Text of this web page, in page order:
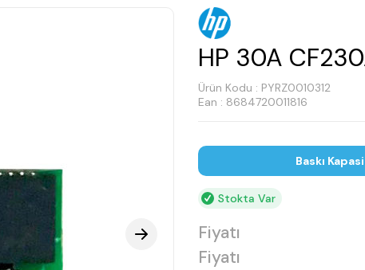
HP 30A
Ürün Kodu : PYRZ0010312
Ean : 8684720011816
Baskı
Stokta Var
Fiyatı
Fiyatı